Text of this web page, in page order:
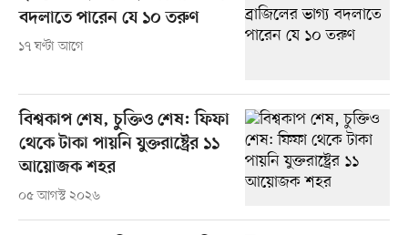
বদলাতে পারেন যে ১০ তরুণ
১৭ ঘণ্টা আগে
বিশ্বকাপ শেষ, চুক্তিও শেষ: ফিফা
থেকে টাকা পায়নি যুক্তরাষ্ট্রের ১১
আয়োজক শহর
০৫ আগস্ট ২০২৬